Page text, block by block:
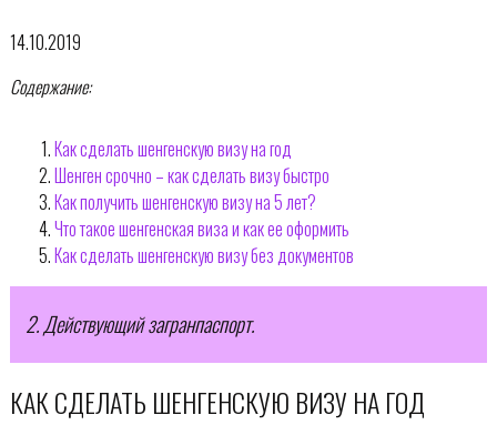
14.10.2019
Содержание:
Как сделать шенгенскую визу на год
Шенген срочно – как сделать визу быстро
Как получить шенгенскую визу на 5 лет?
Что такое шенгенская виза и как ее оформить
Как сделать шенгенскую визу без документов
2. Действующий загранпаспорт.
КАК СДЕЛАТЬ ШЕНГЕНСКУЮ ВИЗУ НА ГОД